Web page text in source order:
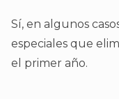
Sí, en algunos
especiales que
el primer año.